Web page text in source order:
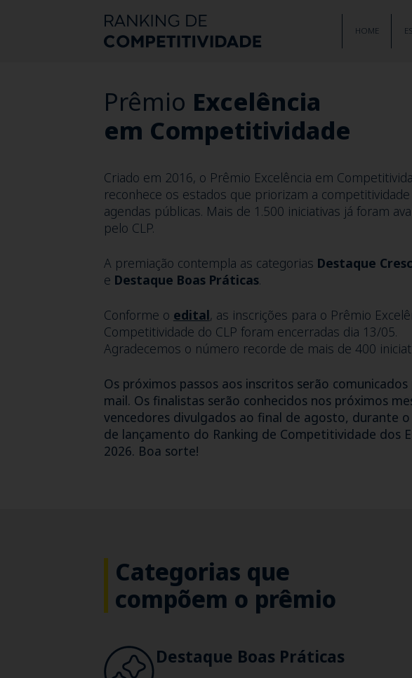
HOME
Prêmio Excelência
em Competitividade
Criado em 2016, o Prêmio Excelência em
reconhece os estados que priorizam a
agendas públicas. Mais de 1.500 iniciativas já foram
pelo CLP.
A premiação contempla as categorias Destaque
e Destaque Boas Práticas.
Conforme o edital, as inscrições para o Prêmio
Competitividade do CLP foram encerradas dia 13/05.
Agradecemos o número recorde de mais de 400
Os próximos passos aos inscritos serão comunicados
mail. Os finalistas serão conhecidos nos próximos
vencedores divulgados ao final de agosto, durante
de lançamento do Ranking de Competitividade dos
2026. Boa sorte!
Categorias que
compõem o prêmio
Destaque Boas Práticas